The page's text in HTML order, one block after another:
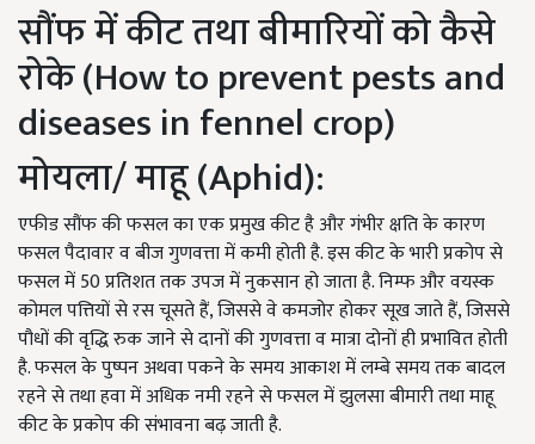
सौंफ में कीट तथा बीमारियों को कैसे
रोके (How to prevent pests and
diseases in fennel crop)
मोयला/ माहू (Aphid):
एफीड सौंफ की फसल का एक प्रमुख कीट है और गंभीर क्षति के कारण
फसल पैदावार व बीज गुणवत्ता में कमी होती है. इस कीट के भारी प्रकोप से
फसल में 50 प्रतिशत तक उपज में नुकसान हो जाता है. निम्फ और वयस्क
कोमल पत्तियों से रस चूसते हैं, जिससे वे कमजोर होकर सूख जाते हैं, जिससे
पौधों की वृद्धि रुक जाने से दानों की गुणवत्ता व मात्रा दोनों ही प्रभावित होती
है. फसल के पुष्पन अथवा पकने के समय आकाश में लम्बे समय तक बादल
रहने से तथा हवा में अधिक नमी रहने से फसल में झुलसा बीमारी तथा माहू
कीट के प्रकोप की संभावना बढ़ जाती है.